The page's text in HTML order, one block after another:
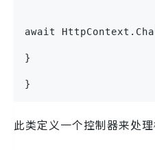
await
}
}
此类定义一个控制器来处